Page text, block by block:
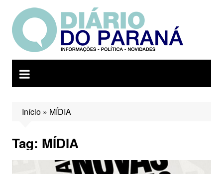
para
conteúdo
Início» MÍDIA
Tag: MÍDIA